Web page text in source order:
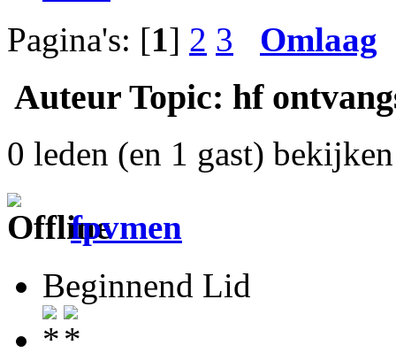
Pagina's: [1] 2 3 Omlaag
Auteur Topic: hf
0 leden (en 1 gast)
fpvmen
Beginnend Lid